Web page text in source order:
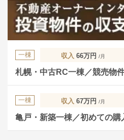
一棟 収入 66万円 /月
札幌・中古RC一棟／競売物
一棟 収入 67万円 /月
亀戸・新築一棟／初めての